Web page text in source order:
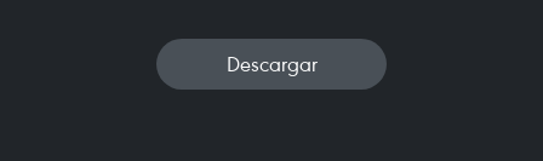
Descargar